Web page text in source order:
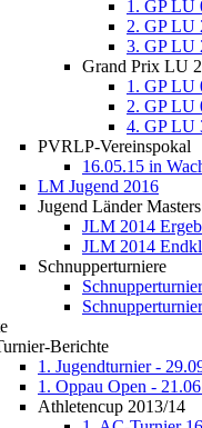
1. GP LU
2. GP LU
3. GP LU
Grand Prix LU
1. GP LU
2. GP LU
4. GP LU
PVRLP-Vereinspokal
16.05.15 in
LM Jugend 2016
Jugend Länder
JLM 2014
JLM 2014
Schnupperturniere
Berichte
1. Jugendturnier -
1. Oppau Open -
Athletencup 2013/14